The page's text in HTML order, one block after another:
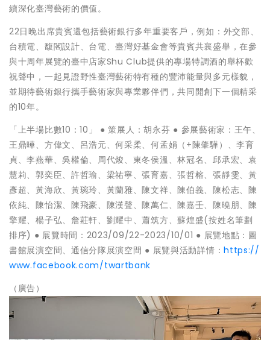
續深化臺灣藝術的價值。
22日晚出席貴賓還包括藝術銀行多年重要客戶，例如：外交部、
台積電、馥閣設計、台電、臺灣好基金會等貴賓共襄盛舉，在參
與十周年展覽的臺中店家Shu Club提供的專場特調酒的舉杯歡
祝聲中，一起見證野性臺灣藝術特有種的豐沛能量與多元樣貌，
並期待藝術銀行攜手藝術家與專業夥伴們，共同開創下一個精采
的10年。
「上半場比數10：10」 ● 策展人：胡永芬 ● 參展藝術家：王午、
王鼎曄、方偉文、呂浩元、何采柔、何孟娟（+陳肇驊）、李育
貞、李燕華、吳權倫、周代焌、東冬侯溫、林冠名、邱承宏、袁
慧莉、郭奕臣、許哲瑜、梁祐寧、張育嘉、張哲榕、張靜雯、黃
彥超、黃海欣、黃琬玲、黃蘭雅、陳文祥、陳伯義、陳松志、陳
依純、陳怡潔、陳飛豪、陳漢聲、陳萬仁、陳嘉壬、陳曉朋、陳
擎耀、楊子弘、詹莊軒、劉耀中、蕭筑方、蘇煌盛(按姓名筆劃
排序) ● 展覽時間：2023/09/22-2023/10/01 ● 展覽地點：圖
書館展演空間、通信分隊展演空間 ● 展覽與活動詳情：https://
www.facebook.com/twartbank
（廣告）